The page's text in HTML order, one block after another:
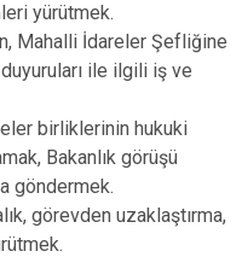
yürütmek.
Mahalli İdareler Şefliğine
ile ilgili iş ve
birliklerinin hukuki
Bakanlık görüşü
göndermek.
görevden uzaklaştırma,